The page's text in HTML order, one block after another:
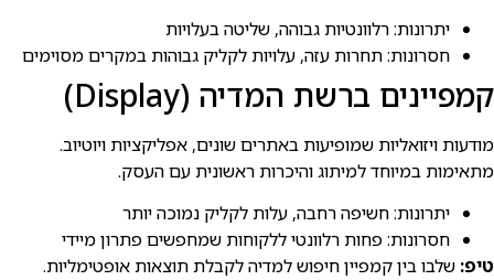
יתרונות: רלוונטיות גבוהה, שליטה בעלויות
חסרונות: תחרות עזה, עלויות לקליק גבוהות במקרים מסוימים
קמפיינים ברשת המדיה (Display)
מודעות ויזואליות שמופיעות באתרים שונים, אפליקציות ויוטיוב.
מתאימות במיוחד למיתוג והיכרות ראשונית עם העסק.
יתרונות: חשיפה רחבה, עלות לקליק נמוכה יותר
חסרונות: פחות רלוונטי ללקוחות שמחפשים פתרון מיידי
טיפ: שלבו בין קמפיין חיפוש למדיה לקבלת תוצאות אופטימליות.